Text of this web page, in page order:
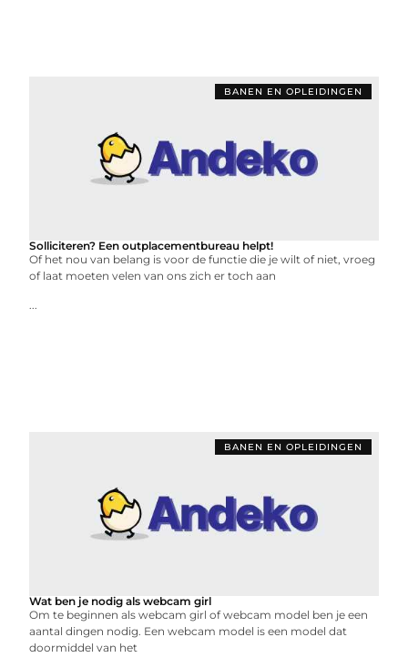
BANEN EN OPLEIDINGEN
Solliciteren? Een outplacementbureau helpt!
Of het nou van belang is voor de functie die je wilt of niet, vroeg
of laat moeten velen van ons zich er toch aan
...
BANEN EN OPLEIDINGEN
Wat ben je nodig als webcam girl
Om te beginnen als webcam girl of webcam model ben je een
aantal dingen nodig. Een webcam model is een model dat
doormiddel van het